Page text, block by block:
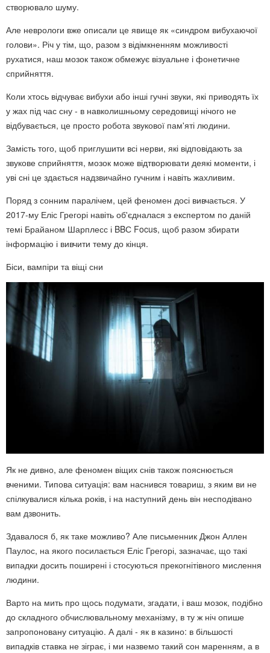
створювало шуму.
Але неврологи вже описали це явище як «синдром вибухаючої
голови». Річ у тім, що, разом з відімкненням можливості
рухатися, наш мозок також обмежує візуальне і фонетичне
сприйняття.
Коли хтось відчуває вибухи або інші гучні звуки, які приводять їх
у жах під час сну - в навколишньому середовищі нічого не
відбувається, це просто робота звукової пам'яті людини.
Замість того, щоб приглушити всі нерви, які відповідають за
звукове сприйняття, мозок може відтворювати деякі моменти, і
уві сні це здається надзвичайно гучним і навіть жахливим.
Поряд з сонним паралічем, цей феномен досі вивчається. У
2017-му Еліс Грегорі навіть об'єдналася з експертом по даній
темі Брайаном Шарплесс і BBС Focus, щоб разом збирати
інформацію і вивчити тему до кінця.
Біси, вампіри та віщі сни
Як не дивно, але феномен віщих снів також пояснюється
вченими. Типова ситуація: вам наснився товариш, з яким ви не
спілкувалися кілька років, і на наступний день він несподівано
вам дзвонить.
Здавалося б, як таке можливо? Але письменник Джон Аллен
Паулос, на якого посилається Еліс Грегорі, зазначає, що такі
випадки досить поширені і стосуються прекогнітівного мислення
людини.
Варто на мить про щось подумати, згадати, і ваш мозок, подібно
до складного обчислювальному механізму, в ту ж ніч опише
запропоновану ситуацію. А далі - як в казино: в більшості
випадків ставка не зіграє, і ми назвемо такий сон маренням, а в